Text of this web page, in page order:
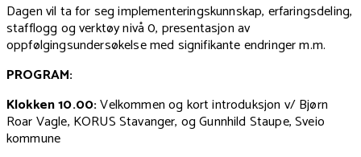
Dagen vil ta for seg implementeringskunnskap, erfaringsdeling,
stafflogg og verktøy nivå 0, presentasjon av
oppfølgingsundersøkelse med signifikante endringer m.m.
PROGRAM:
Klokken 10.00:Velkommen og kort introduksjon v/ Bjørn
Roar Vagle, KORUS Stavanger, og Gunnhild Staupe, Sveio
kommune